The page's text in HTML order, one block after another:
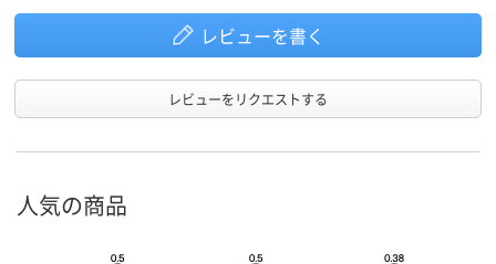
レビューを書く
レビューをリクエストする
人気の商品